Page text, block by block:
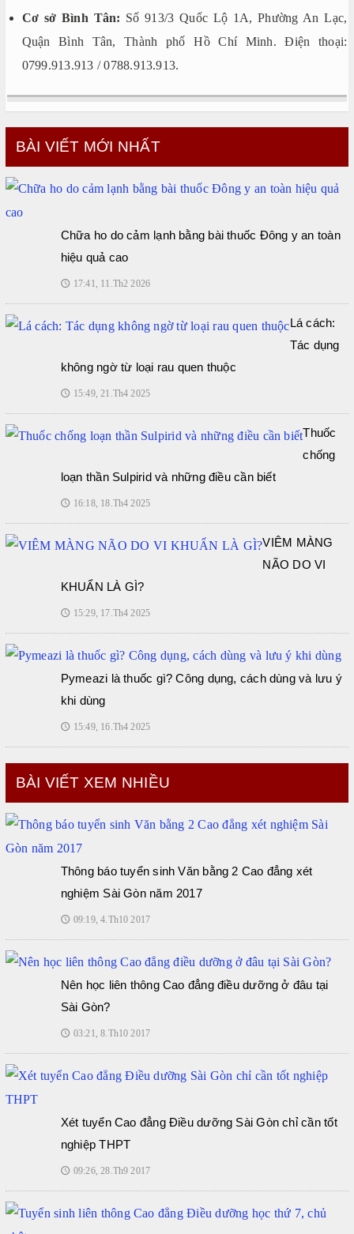
Cơ sở Bình Tân: Số 913/3 Quốc Lộ 1A, Phường An Lạc,
Quận Bình Tân, Thành phố Hồ Chí Minh. Điện thoại:
0799.913.913 / 0788.913.913.
BÀI VIẾT MỚI NHẤT
Chữa ho do cảm lạnh bằng bài thuốc Đông y an toàn
hiệu quả cao
🕔 17:41, 11.Th2 2026
Lá cách:
Tác dụng
không ngờ từ loại rau quen thuộc
🕔 15:49, 21.Th4 2025
Thuốc
chống
loạn thần Sulpirid và những điều cần biết
🕔 16:18, 18.Th4 2025
VIÊM MÀNG
NÃO DO VI
KHUẨN LÀ GÌ?
🕔 15:29, 17.Th4 2025
Pymeazi là thuốc gì? Công dụng, cách dùng và lưu ý
khi dùng
🕔 15:49, 16.Th4 2025
BÀI VIẾT XEM NHIỀU
Thông báo tuyển sinh Văn bằng 2 Cao đẳng xét
nghiệm Sài Gòn năm 2017
🕔 09:19, 4.Th10 2017
Nên học liên thông Cao đẳng điều dưỡng ở đâu tại
Sài Gòn?
🕔 03:21, 8.Th10 2017
Xét tuyển Cao đẳng Điều dưỡng Sài Gòn chỉ cần tốt
nghiệp THPT
🕔 09:26, 28.Th9 2017